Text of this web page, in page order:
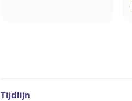
Tijdlijn